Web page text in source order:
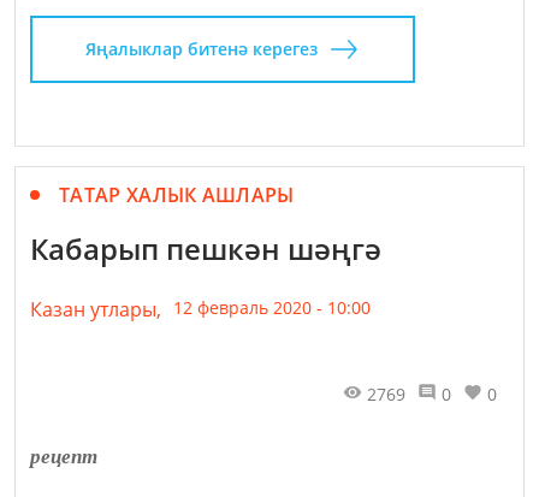
Яңалыклар битенә керегез
ТАТАР ХАЛЫК АШЛАРЫ
Кабарып пешкән шәңгә
Казан утлары, 12 февраль 2020 - 10:00
2769 0 0
рецепт